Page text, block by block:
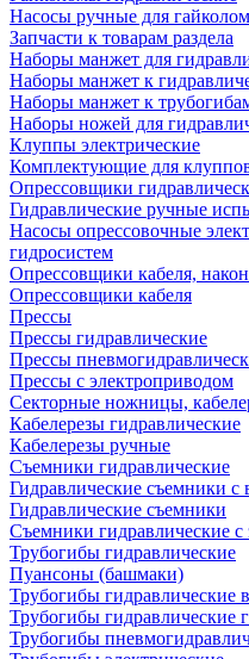
Насосы ручные для
Запчасти к товарам раздела
Наборы манжет для
Наборы манжет к
Наборы манжет к
Наборы ножей для
Клуппы электрические
Комплектующие для
Опрессовщики
Гидравлические ручные
Насосы опрессовочные
гидросистем
Опрессовщики кабеля,
Опрессовщики кабеля
Прессы
Прессы гидравлические
Прессы
Прессы с электроприводом
Секторные ножницы,
Кабелерезы гидравлические
Кабелерезы ручные
Съемники гидравлические
Гидравлические cъемники
Гидравлические съемники
Съемники гидравлические с
Трубогибы гидравлические
Пуансоны (башмаки)
Трубогибы гидравлические
Трубогибы гидравлические
Трубогибы